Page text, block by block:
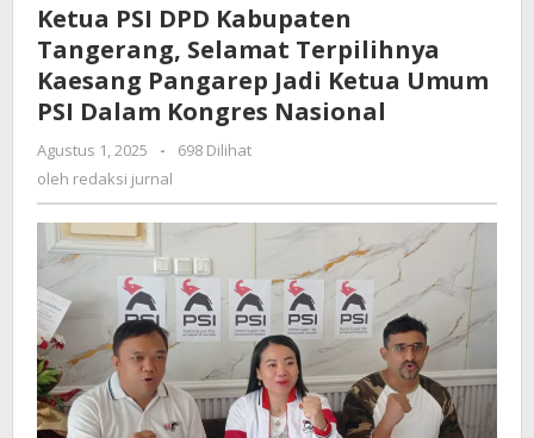
Kabupaten
Tangerang,
Selamat
Terpilihnya
Kaesang
Pangarep
Ketua
Umum
PSI
Dalam
Kongres
Nasional
Ketua PSI DPD Kabupaten
Tangerang, Selamat Terpilihnya
Kaesang Pangarep Jadi Ketua Umum
PSI Dalam Kongres Nasional
Agustus 1, 2025
oleh
redaksi
-
698 Dilihat
oleh redaksi jurnal